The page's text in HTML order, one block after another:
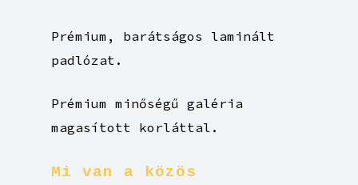
Prémium, barátságos laminált
padlózat.
Prémium minőségű galéria
magasított korláttal.
Mi van a
közös